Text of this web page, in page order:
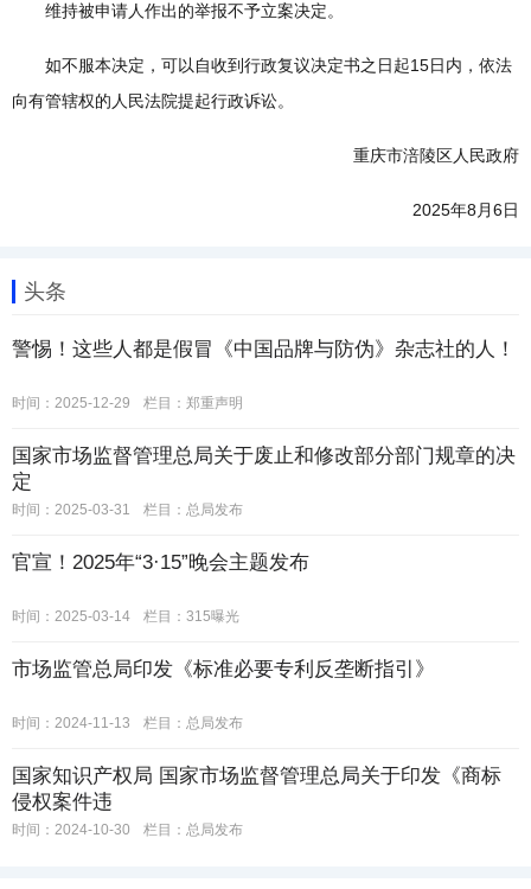
维持被申请人作出的举报不予立案决定。
如不服本决定，可以自收到行政复议决定书之日起15日内，依法
向有管辖权的人民法院提起行政诉讼。
重庆市涪陵区人民政府
2025年8月6日
头条
警惕！这些人都是假冒《中国品牌与防伪》杂志社的人！
时间：2025-12-29 栏目： 郑重声明
国家市场监督管理总局关于废止和修改部分部门规章的决
定
时间：2025-03-31 栏目： 总局发布
官宣！2025年“3·15”晚会主题发布
时间：2025-03-14 栏目： 315曝光
市场监管总局印发《标准必要专利反垄断指引》
时间：2024-11-13 栏目： 总局发布
国家知识产权局 国家市场监督管理总局关于印发《商标
侵权案件违
时间：2024-10-30 栏目： 总局发布